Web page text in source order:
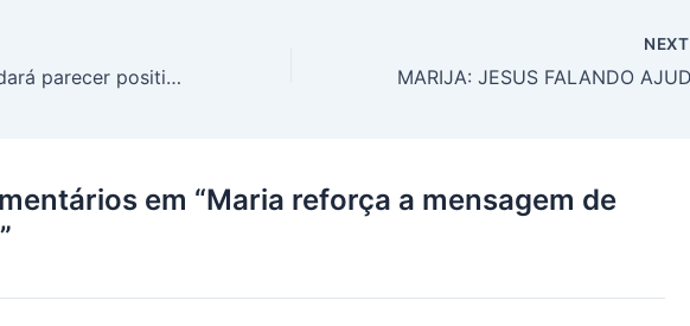
Media: Roma dará parecer positivo, mas caso permanece em aberto
NEXT
em “Maria reforça a mensagem de